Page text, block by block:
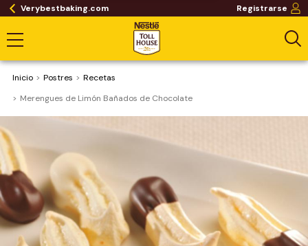
Verybestbaking.com Registrarse
Inicio Postres
Recetas
Merengues de Limón Bañados de Chocolate